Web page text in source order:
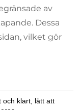
av
Dessa
vilket gör
och klart, lätt att